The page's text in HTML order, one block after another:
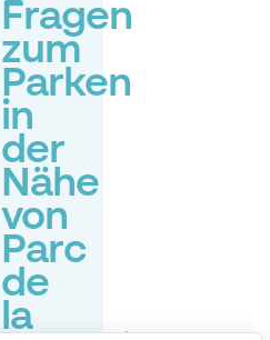
Fragen
zum
Parken
in
der
Nähe
von
Parc
de
la